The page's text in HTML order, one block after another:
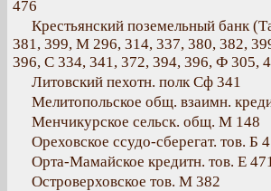
476
Крестьянский поземельный банк
381, 399, М 296, 314, 337, 380, 382,
396, С 334, 341, 372, 394, 396, Ф 305,
Литовский пехотн. полк Сф 341
Мелитопольское общ. взаимн.
Менчикурское сельск. общ. М 148
Ореховское ссудо-сберегат. тов. Б
Орта-Мамайское кредитн. тов. Е
Островерховское тов. М 382